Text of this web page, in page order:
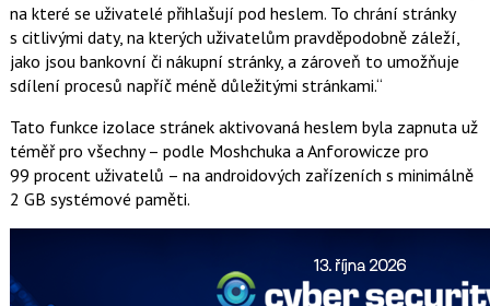
na které se uživatelé přihlašují pod heslem. To chrání stránky
s citlivými daty, na kterých uživatelům pravděpodobně záleží,
jako jsou bankovní či nákupní stránky, a zároveň to umožňuje
sdílení procesů napříč méně důležitými stránkami.“
Tato funkce izolace stránek aktivovaná heslem byla zapnuta už
téměř pro všechny – podle Moshchuka a Anforowicze pro
99 procent uživatelů – na androidových zařízeních s minimálně
2 GB systémové paměti.